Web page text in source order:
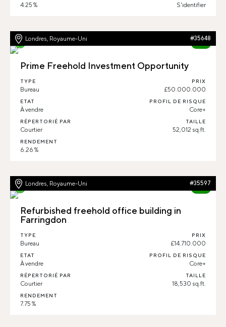
4.25 % S'identifier
Londres, Royaume-Uni #35648
Prime Freehold Investment Opportunity
TYPE
Bureau
ETAT
À vendre
RÉPERTORIÉ PAR
Courtier
RENDEMENT
6.26 %
PRIX
£50.000.000
PROFIL DE RISQUE
Core+
TAILLE
52,012 sq.ft.
Londres, Royaume-Uni #35597
Refurbished freehold office building in
Farringdon
TYPE
Bureau
ETAT
À vendre
RÉPERTORIÉ PAR
Courtier
RENDEMENT
7.75 %
PRIX
£14.710.000
PROFIL DE RISQUE
Core+
TAILLE
18,530 sq.ft.